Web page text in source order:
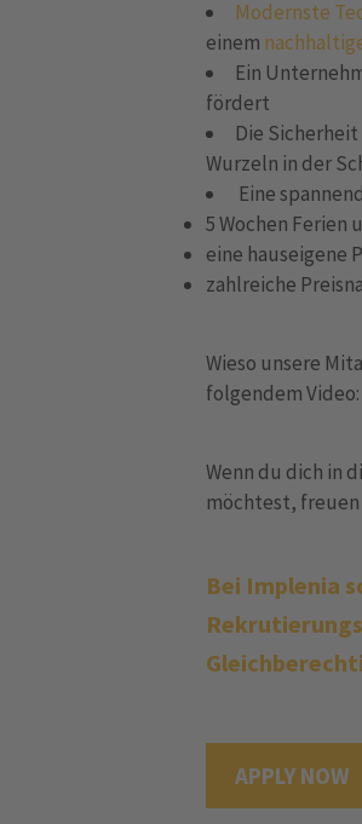
Modernste
einem
Ein
fördert
Die
Wurzeln in der
Eine
5 Wochen Ferien
eine hauseigene
zahlreiche
Wieso unsere
folgendem Video:
Wenn du dich in
möchtest,
Bei Implenia
APPLY NOW